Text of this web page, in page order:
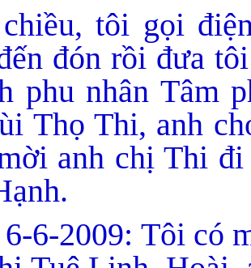
tôi gọi
đón rồi đưa
phu nhân Tâm
Thọ Thi, anh
anh chị Thi
6-2009: Tôi có